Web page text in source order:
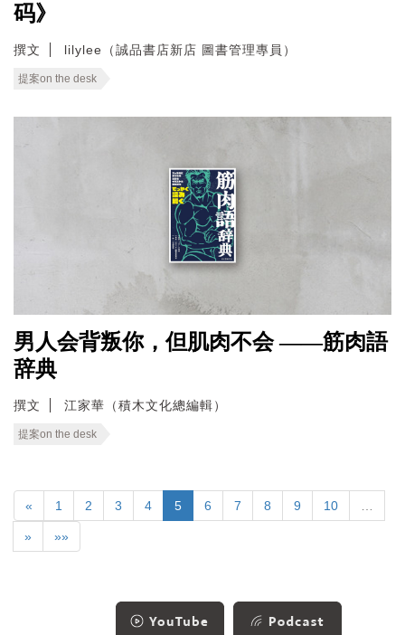
码》
撰文 lilylee（誠品書店新店 圖書管理專員）
提案on the desk
男人会背叛你，但肌肉不会 ——筋肉語
辞典
撰文 江家華（積木文化總編輯）
提案on the desk
« 1 2 3 4 5 6 7 8 9 10
» »»